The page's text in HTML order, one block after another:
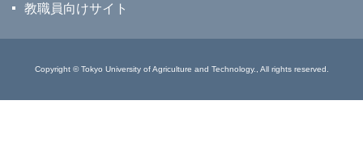
教職員向けサイト
Copyright © Tokyo University of Agriculture and Technology., All rights reserved.